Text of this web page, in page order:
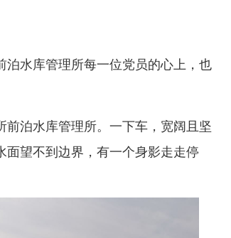
水库管理所每一位党员的心上，也
泊水库管理所。一下车，宽阔且坚
面望不到边界，有一个身影走走停